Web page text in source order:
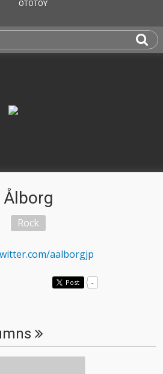
Ålborg
Rock
aalborgjp
Post -